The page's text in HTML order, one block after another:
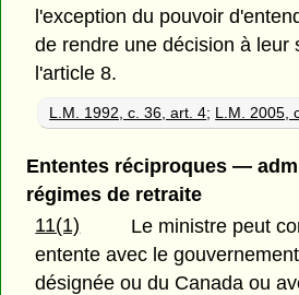
l'exception du pouvoir
de rendre une décision à leur
l'article 8.
L.M. 1992, c. 36, art. 4; L.M. 2005,
Ententes réciproques —
régimes de retraite
11(1)
Le ministre peut
entente avec le
désignée ou du Canada ou